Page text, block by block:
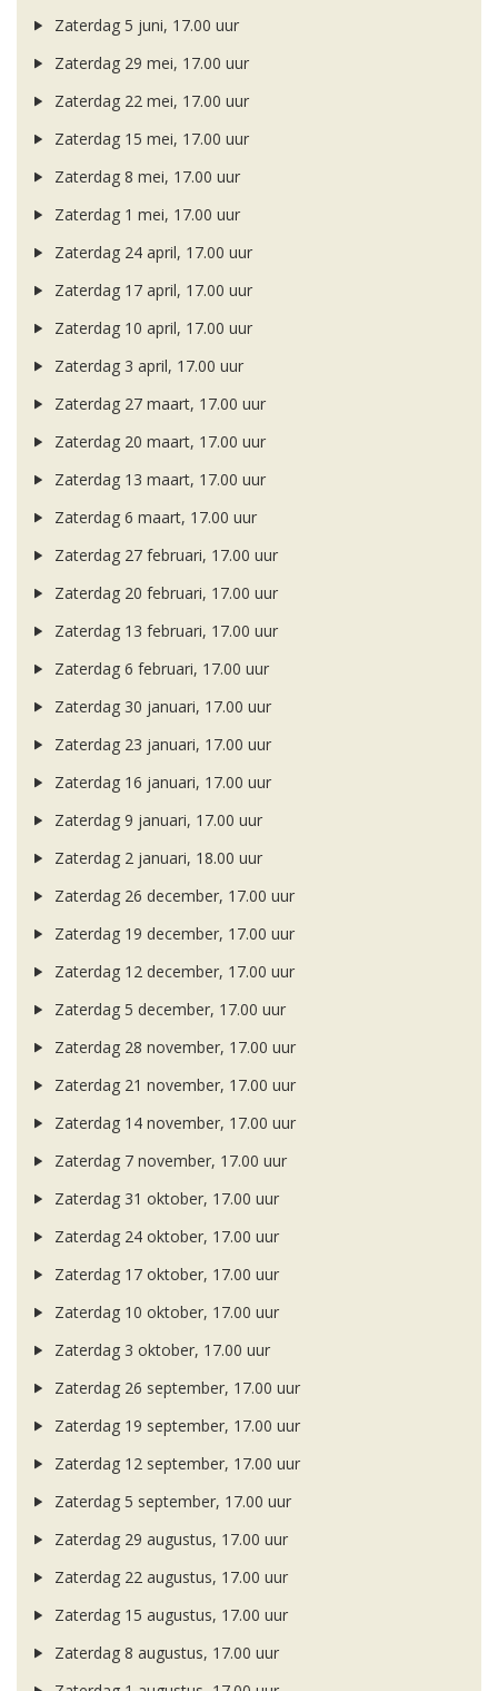
Zaterdag 5 juni, 17.00 uur
Zaterdag 29 mei, 17.00 uur
Zaterdag 22 mei, 17.00 uur
Zaterdag 15 mei, 17.00 uur
Zaterdag 8 mei, 17.00 uur
Zaterdag 1 mei, 17.00 uur
Zaterdag 24 april, 17.00 uur
Zaterdag 17 april, 17.00 uur
Zaterdag 10 april, 17.00 uur
Zaterdag 3 april, 17.00 uur
Zaterdag 27 maart, 17.00 uur
Zaterdag 20 maart, 17.00 uur
Zaterdag 13 maart, 17.00 uur
Zaterdag 6 maart, 17.00 uur
Zaterdag 27 februari, 17.00 uur
Zaterdag 20 februari, 17.00 uur
Zaterdag 13 februari, 17.00 uur
Zaterdag 6 februari, 17.00 uur
Zaterdag 30 januari, 17.00 uur
Zaterdag 23 januari, 17.00 uur
Zaterdag 16 januari, 17.00 uur
Zaterdag 9 januari, 17.00 uur
Zaterdag 2 januari, 18.00 uur
Zaterdag 26 december, 17.00 uur
Zaterdag 19 december, 17.00 uur
Zaterdag 12 december, 17.00 uur
Zaterdag 5 december, 17.00 uur
Zaterdag 28 november, 17.00 uur
Zaterdag 21 november, 17.00 uur
Zaterdag 14 november, 17.00 uur
Zaterdag 7 november, 17.00 uur
Zaterdag 31 oktober, 17.00 uur
Zaterdag 24 oktober, 17.00 uur
Zaterdag 17 oktober, 17.00 uur
Zaterdag 10 oktober, 17.00 uur
Zaterdag 3 oktober, 17.00 uur
Zaterdag 26 september, 17.00 uur
Zaterdag 19 september, 17.00 uur
Zaterdag 12 september, 17.00 uur
Zaterdag 5 september, 17.00 uur
Zaterdag 29 augustus, 17.00 uur
Zaterdag 22 augustus, 17.00 uur
Zaterdag 15 augustus, 17.00 uur
Zaterdag 8 augustus, 17.00 uur